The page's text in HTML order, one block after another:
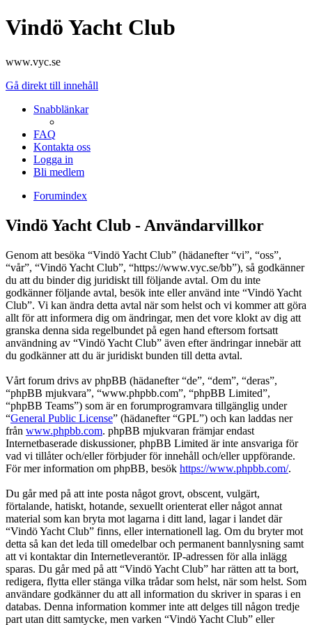
Vindö Yacht Club
www.vyc.se
Gå direkt till innehåll
Snabblänkar
FAQ
Kontakta oss
Logga in
Bli medlem
Forumindex
Vindö Yacht Club - Användarvillkor
Genom att besöka “Vindö Yacht Club” (hädanefter “vi”, “oss”,
“vår”, “Vindö Yacht Club”, “https://www.vyc.se/bb”), så godkänner
du att du binder dig juridiskt till följande avtal. Om du inte
godkänner följande avtal, besök inte eller använd inte “Vindö Yacht
Club”. Vi kan ändra detta avtal när som helst och vi kommer att göra
allt för att informera dig om ändringar, men det vore klokt av dig att
granska denna sida regelbundet på egen hand eftersom fortsatt
användning av “Vindö Yacht Club” även efter ändringar innebär att
du godkänner att du är juridiskt bunden till detta avtal.
Vårt forum drivs av phpBB (hädanefter “de”, “dem”, “deras”,
“phpBB mjukvara”, “www.phpbb.com”, “phpBB Limited”,
“phpBB Teams”) som är en forumprogramvara tillgänglig under
“General Public License” (hädanefter “GPL”) och kan laddas ner
från www.phpbb.com. phpBB mjukvaran främjar endast
Internetbaserade diskussioner, phpBB Limited är inte ansvariga för
vad vi tillåter och/eller förbjuder för innehåll och/eller uppförande.
För mer information om phpBB, besök https://www.phpbb.com/.
Du går med på att inte posta något grovt, obscent, vulgärt,
förtalande, hatiskt, hotande, sexuellt orienterat eller något annat
material som kan bryta mot lagarna i ditt land, lagar i landet där
“Vindö Yacht Club” finns, eller internationell lag. Om du bryter mot
detta så kan det leda till omedelbar och permanent bannlysning samt
att vi kontaktar din Internetleverantör. IP-adressen för alla inlägg
sparas. Du går med på att “Vindö Yacht Club” har rätten att ta bort,
redigera, flytta eller stänga vilka trådar som helst, när som helst. Som
användare godkänner du att all information du skriver in sparas i en
databas. Denna information kommer inte att delges till någon tredje
part utan ditt samtycke, men varken “Vindö Yacht Club” eller